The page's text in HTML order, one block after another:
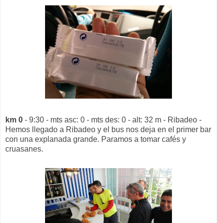
km 0 - 9:30 - mts asc: 0 - mts des: 0 - alt: 32 m - Ribadeo -
Hemos llegado a Ribadeo y el bus nos deja en el primer bar
con una explanada grande. Paramos a tomar cafés y
cruasanes.